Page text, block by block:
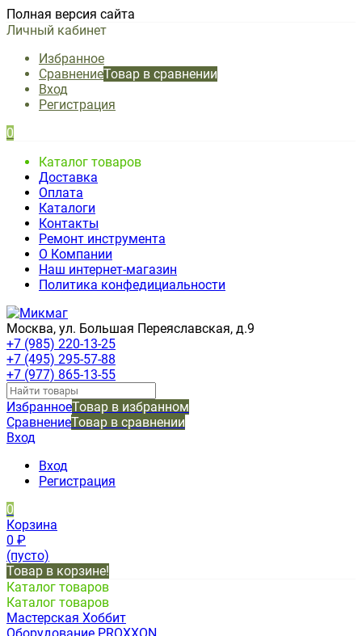
Полная версия сайта
Личный кабинет
Избранное
СравнениеТовар в сравнении
Вход
Регистрация
0
Каталог товаров
Доставка
Оплата
Каталоги
Контакты
Ремонт инструмента
О Компании
Наш интернет-магазин
Политика конфедициальности
Москва, ул. Большая Переяславская, д.9
+7 (985) 220-13-25
+7 (495) 295-57-88
+7 (977) 865-13-55
ИзбранноеТовар в избранном
СравнениеТовар в сравнении
Вход
Вход
Регистрация
0
Корзина
0 ₽
(пусто)
Товар в корзине!
Каталог товаров
Каталог товаров
Мастерская Хоббит